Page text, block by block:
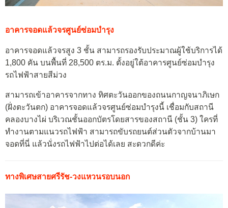
อาคารจอดแล้วจรศูนย์ซ่อมบำรุง
อาคารจอดแล้วจรสูง 3 ชั้น สามารถรองรับประมาณผู้ใช้บริการได้
1,800 คัน บนพื้นที่ 28,500 ตร.ม. ตั้งอยู่ใต้อาคารศูนย์ซ่อมบำรุง
รถไฟฟ้าสายสีม่วง
สามารถเข้าอาคารจากทาง ทิศตะวันออกของถนนกาญจนาภิเษก
(ฝั่งตะวันตก) อาคารจอดแล้วจรศูนย์ซ่อมบำรุงนี้ เชื่อมกับสถานี
คลองบางไผ่ บริเวณชั้นออกบัตรโดยสารของสถานี (ชั้น 3) ใครที่
ทำงานตามแนวรถไฟฟ้า สามารถขับรถยนต์ส่วนตัวจากบ้านมา
จอดที่นี่ แล้วนั่งรถไฟฟ้าไปต่อได้เลย สะดวกดีค่ะ
ทางพิเศษสายศรีรัช-วงแหวนรอบนอก